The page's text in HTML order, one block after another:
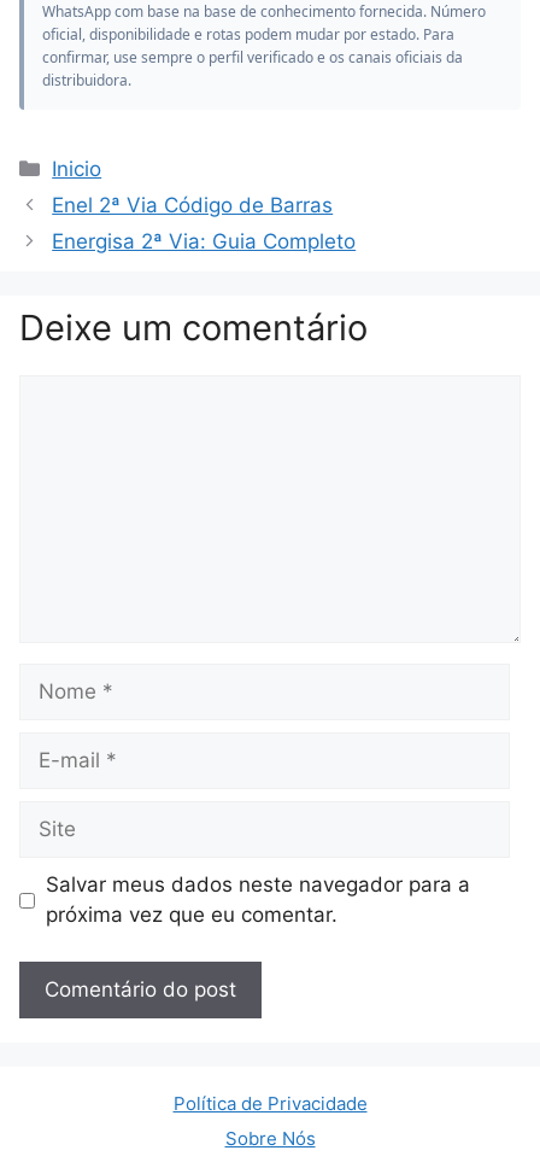
WhatsApp com base na base de conhecimento fornecida. Número
oficial, disponibilidade e rotas podem mudar por estado. Para
confirmar, use sempre o perfil verificado e os canais oficiais da
distribuidora.
Categorias
Inicio
Enel 2ª Via Código de Barras
Energisa 2ª Via: Guia Completo
Deixe um comentário
Nome
Site
Salvar meus dados neste navegador para a
próxima vez que eu comentar.
Política de Privacidade
Sobre Nós